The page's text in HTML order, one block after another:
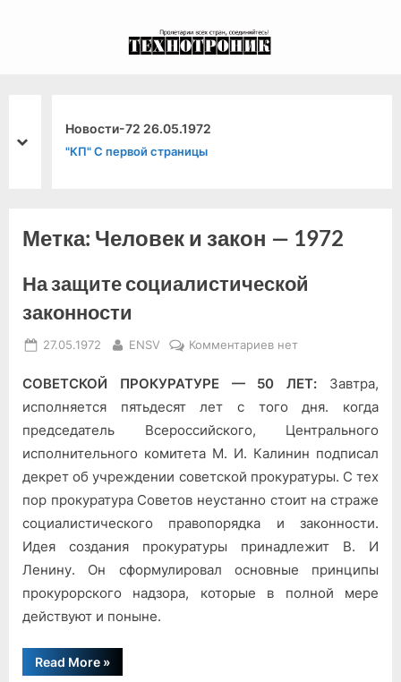
Новости-72 26.05.1972
"КП" С первой страницы
prev
next
Метка: Человек и закон — 1972
На защите социалистической
законности
Posted
27.05.1972 By
ENSV Комментариевк
На
защите
социалистической
нет
СОВЕТСКОЙ ПРОКУРАТУРЕ — 50 ЛЕТ: Завтра,
исполняется пятьдесят лет с того дня. когда
председатель Всероссийского, Центрального
исполнительного комитета М. И. Калинин подписал
декрет об учреждении советской прокуратуры. С тех
пор прокуратура Советов неустанно стоит на страже
социалистического правопорядка и законности.
Идея создания прокуратуры принадлежит В. И
Ленину. Он сформулировал основные принципы
прокурорского надзора, которые в полной мере
действуют и поныне.
Read More“На
защите
»